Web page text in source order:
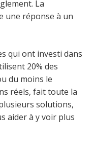
La
une réponse à un
qui ont investi dans
20% des
du moins le
réels, fait toute la
solutions,
aider à y voir plus